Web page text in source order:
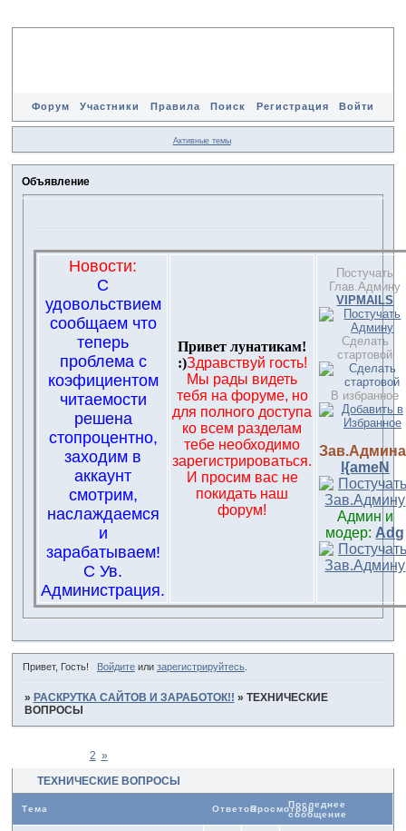
Форум Участники Правила Поиск Регистрация Войти
Активные темы
Объявление
Новости:
С
удовольствием
сообщаем что
теперь
проблема с
коэфициентом
читаемости
решена
стопроцентно,
заходим в
аккаунт
смотрим,
наслаждаемся
и
зарабатываем!
С Ув.
Администрация.
Привет лунатикам!
:)Здравствуй гость!
Мы рады видеть
тебя на форуме, но
для полного доступа
ко всем разделам
тебе необходимо
зарегистрироваться.
И просим вас не
покидать наш
форум!
Постучать
Глав.Админу
VIPMAILS
Сделать
стартовой
В избранное
l{ameN
Админ и
модер: Adg
Привет, Гость! Войдитеили зарегистрируйтесь.
» РАСКРУТКА САЙТОВ И ЗАРАБОТОК!! » ТЕХНИЧЕСКИЕ
ВОПРОСЫ
ТЕХНИЧЕСКИЕ ВОПРОСЫ
2 »
Тема ОтветовПросмотровПоследнее
сообщение